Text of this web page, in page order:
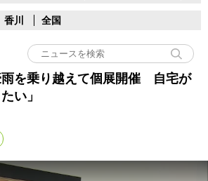
香川 全国
を乗り越えて個展開催 自宅が
い」